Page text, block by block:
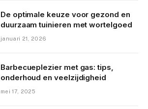
De optimale keuze voor gezond en
duurzaam tuinieren met wortelgoed
januari 21, 2026
Barbecueplezier met gas: tips,
onderhoud en veelzijdigheid
mei 17, 2025